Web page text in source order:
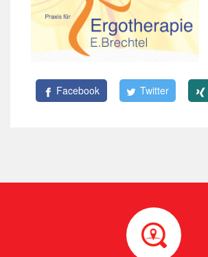
Facebook Twitter